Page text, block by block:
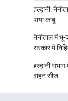
हल्द्वानी:
पाया काबू
नैनीताल में भू-
सरकार में
हल्द्वानी
वाहन सीज